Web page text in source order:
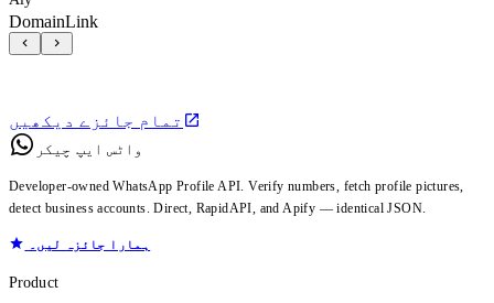
DomainLink
تمام جائزے دیکھیں
واٹس ایپ چیکر
Developer-owned WhatsApp Profile API. Verify numbers, fetch profile pictures,
detect business accounts. Direct, RapidAPI, and Apify — identical JSON.
ہمارا جائزہ لیں۔
Product